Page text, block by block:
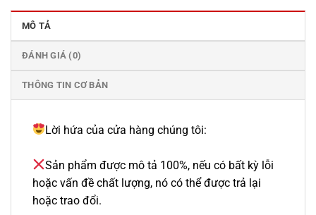
MÔ TẢ
ĐÁNH GIÁ (0)
THÔNG TIN CƠ BẢN
Lời hứa của cửa hàng chúng tôi:
Sản phẩm được mô tả 100%, nếu có bất kỳ lỗi
hoặc vấn đề chất lượng, nó có thể được trả lại
hoặc trao đổi.